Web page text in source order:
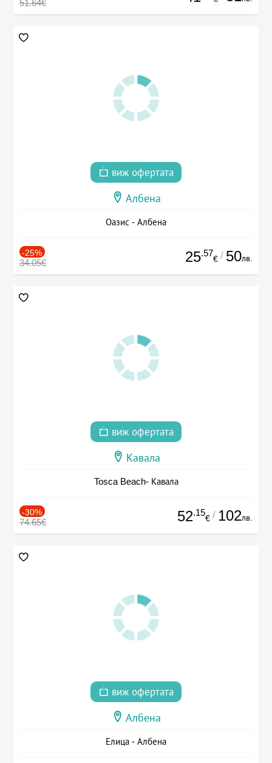
51.64€
виж офертата
Албена
Оазис - Албена
-25%
34.05€ 25.57
€ / 50лв.
виж офертата
Кавала
Tosca Beach- Кавала
-30%
74.65€ 52.15
€ / 102лв.
виж офертата
Албена
Елица - Албена